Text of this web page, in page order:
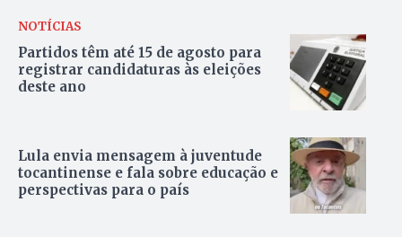
NOTÍCIAS
Partidos têm até 15 de agosto para
registrar candidaturas às eleições
deste ano
Lula envia mensagem à juventude
tocantinense e fala sobre educação e
perspectivas para o país